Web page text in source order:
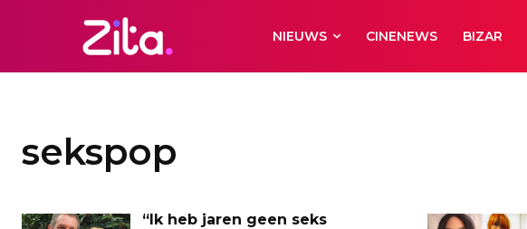
NIEUWS CINENEWS BIZAR
sekspop
“Ik heb jaren geen seks